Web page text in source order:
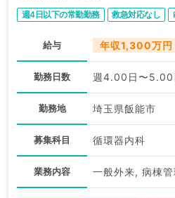
週4日以下の常勤勤務 救急対応なし
給与 年収1,300万
勤務日数 週4.00日〜5.00
勤務地 埼玉県飯能市
募集科目 循環器内科
業務内容 一般外来, 病棟